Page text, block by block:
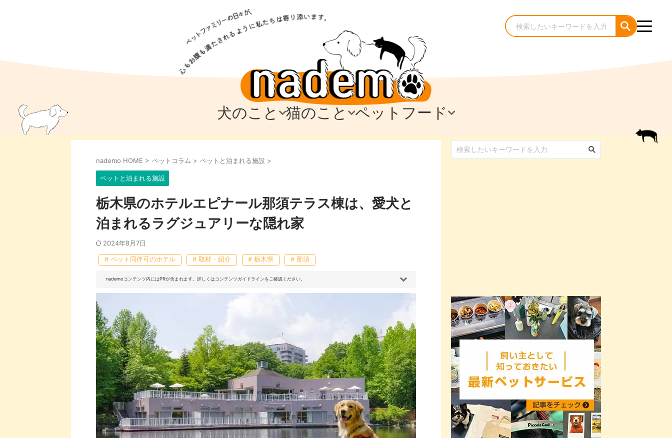
犬のこと
犬のこと
犬のケア・お手入れ
犬のしつけ
犬のアイテム 愛犬とお出かけ
猫のこと
猫のこと
猫のケア・お手入れ
猫のしつけ
猫のアイテム 愛猫とお出かけ
ペットフード
ペットフード
nademo HOME > ペットコラム > ペットと泊まれる施設 >
ペットと泊まれる施設
栃木県のホテルエピナール那須テラス棟は、愛犬と
泊まれるラグジュアリーな隠れ家
2024年8月7日
# ペット同伴可のホテル # 取材・紹介 # 栃木県 # 那須
nademoコンテンツ内にはPRが含まれます。詳しくはコンテンツガイドラインをご確認ください。